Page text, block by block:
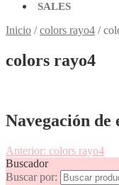
SALES
Inicio /colors rayo4 /
colors rayo4
Navegación de
Anterior: colors rayo4
Buscador
Buscar por: